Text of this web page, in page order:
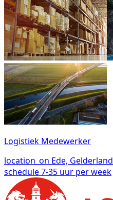
Logistiek Medewerker
location_on Ede, Gelderland
schedule7-35 uur per week